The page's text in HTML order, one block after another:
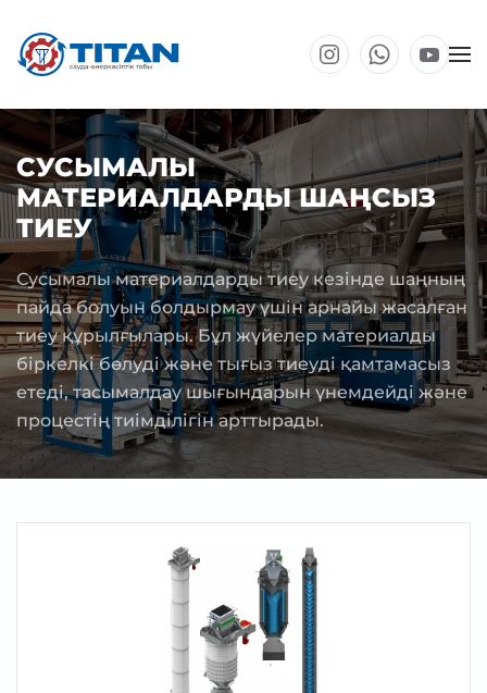
Негізгі мазмұнға өту
СУСЫМАЛЫ
МАТЕРИАЛДАРДЫ ШАҢСЫЗ
ТИЕУ
Сусымалы материалдарды тиеу кезінде шаңның
пайда болуын болдырмау үшін арнайы жасалған
тиеу құрылғылары. Бұл жүйелер материалды
біркелкі бөлуді және тығыз тиеуді қамтамасыз
етеді, тасымалдау шығындарын үнемдейді және
процестің тиімділігін арттырады.